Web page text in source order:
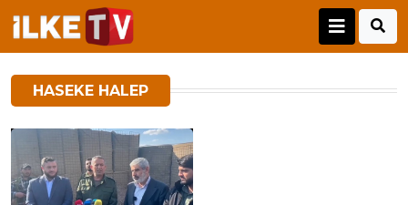
HASEKE HALEP